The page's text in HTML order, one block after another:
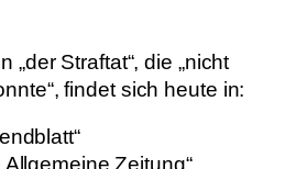
„der Straftat“, die „nicht
findet sich heute in: